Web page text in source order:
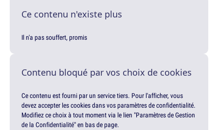
Ce contenu n'existe plus
Il n'a pas souffert, promis
Contenu bloqué par vos choix de cookies
Ce contenu est fourni par un service tiers. Pour l'afficher, vous
devez accepter les cookies dans vos paramètres de confidentialité.
Modifiez ce choix à tout moment via le lien "Paramètres de Gestion
de la Confidentialité" en bas de page.